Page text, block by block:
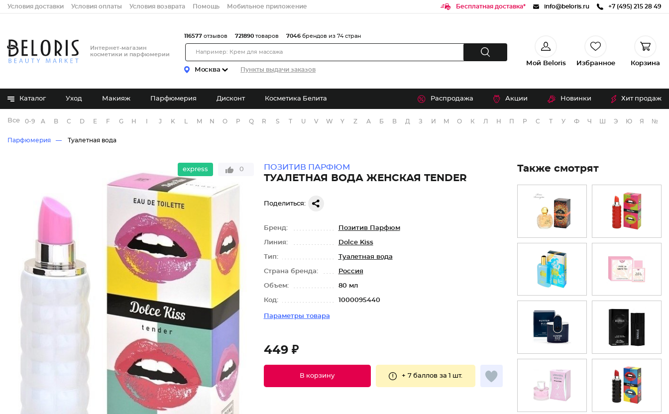
Условия доставки Условия оплаты Условия возврата Помощь Мобильное приложение Бесплатная доставка* info@beloris.ru +7 (495) 215 28 49
Интернет-магазин
косметики и парфюмерии
Москва Пункты выдачи заказов
116577 отзывов 721890 товаров 7046 брендов из 74 стран
Мой Beloris Избранное Корзина
Каталог Уход Макияж Парфюмерия Дисконт Косметика Белита Распродажа Акции Новинки Хит продаж
Все бренды
0-9 A B C D E F G H J K M N O P Q R S T U V W Y Z А Б В Д З И М О К Л Н П Р С Т У Ф Ч Э Ю Я №
Парфюмерия Туалетная вода
express 0 ПОЗИТИВ ПАРФЮМ
ТУАЛЕТНАЯ ВОДА ЖЕНСКАЯ TENDER
Поделиться:
Бренд: Позитив Парфюм
Линия: Dolce Kiss
Тип: Туалетная вода
Страна бренда: Россия
Объем: 80 мл
Код: 1000095440
Параметры товара
449 ₽
В корзину + 7 баллов за 1 шт.
Также смотрят